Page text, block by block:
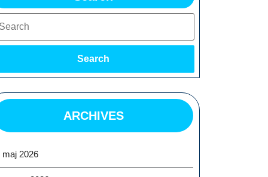
Search
ARCHIVES
maj 2026